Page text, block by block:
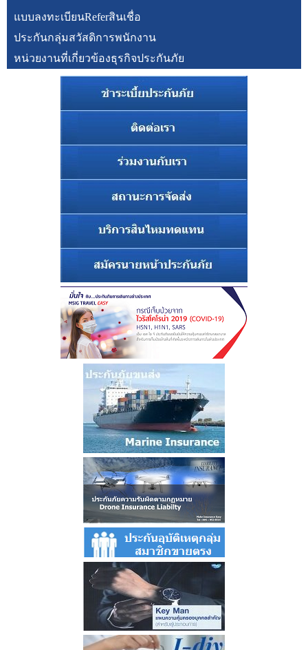
แบบลงทะเบียนReferสินเชื่อ
ประกันกลุ่มสวัสดิการพนักงาน
หน่วยงานที่เกี่ยวข้องธุรกิจประกันภัย